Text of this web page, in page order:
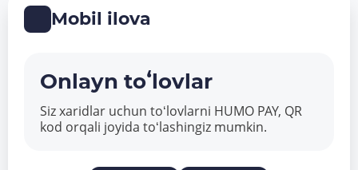
Mobil ilova
Onlayn toʻlovlar
Siz xaridlar uchun toʻlovlarni HUMO PAY, QR
kod orqali joyida toʻlashingiz mumkin.